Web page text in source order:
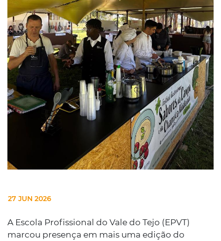
27 JUN 2026
A Escola Profissional do Vale do Tejo (EPVT)
marcou presença em mais uma edição do